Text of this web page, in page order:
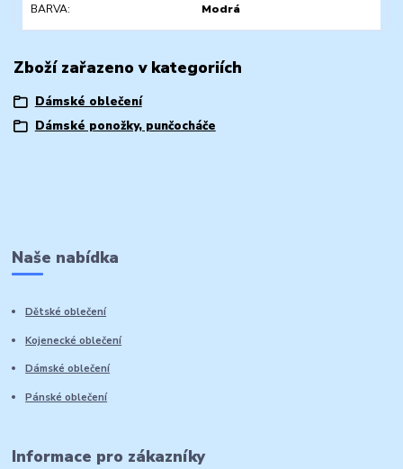
BARVA Modrá
Zboží zařazeno v kategoriích
Dámské oblečení
Dámské ponožky, punčocháče
Naše nabídka
Dětské oblečení
Kojenecké oblečení
Dámské oblečení
Pánské oblečení
Informace pro zákazníky